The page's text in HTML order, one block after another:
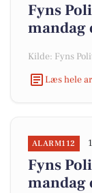
Fyns
mandag
Kilde: Fyns
Læs hele
ALARM112
Fyns
mandag